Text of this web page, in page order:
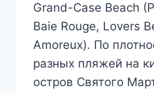
Grand-Case Beach
Baie Rouge, Lovers
Amoreux). По
разных пляжей на
остров Святого